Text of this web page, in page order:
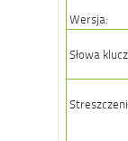
Wersja:
Słowa